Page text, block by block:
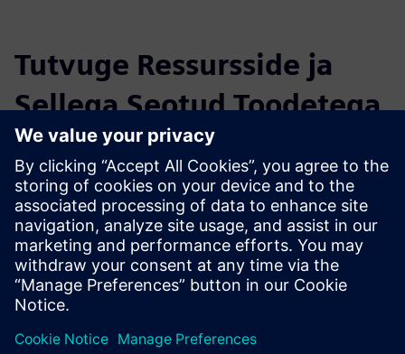
Tutvuge Ressursside ja
Sellega Seotud Toodetega
Täiendav Teave ja Ressursid
Introduction of CONWELL(2023.11) - SIEMENS.pdf
Eeltingimused